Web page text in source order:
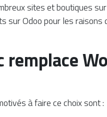
sites et boutiques
sur Odoo pour les
à faire ce choix sont :